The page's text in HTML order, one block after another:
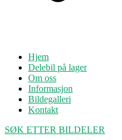
Hjem
Delebil på lager
Om oss
Informasjon
Bildegalleri
Kontakt
SØK ETTER BILDELER